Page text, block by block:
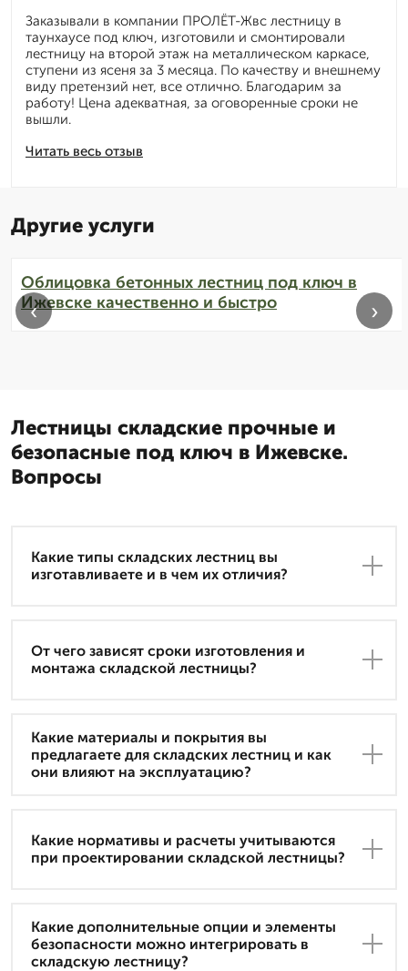
Читать весь отзыв
Заказывали в компании ПРОЛЁТ-Жвс лестницу в
таунхаусе под ключ, изготовили и смонтировали
лестницу на второй этаж на металлическом каркасе,
ступени из ясеня за 3 месяца. По качеству и внешнему
виду претензий нет, все отлично. Благодарим за
работу! Цена адекватная, за оговоренные сроки не
вышли.
Другие услуги
Облицовка бетонных лестниц под ключ в
Ижевске качественно и быстро
‹ ›
Лестницы складские прочные и
безопасные под ключ в Ижевске.
Вопросы
Какие типы складских лестниц вы
изготавливаете и в чем их отличия?
От чего зависят сроки изготовления и
монтажа складской лестницы?
Какие материалы и покрытия вы
предлагаете для складских лестниц и как
они влияют на эксплуатацию?
Какие нормативы и расчеты учитываются
при проектировании складской лестницы?
Какие дополнительные опции и элементы
безопасности можно интегрировать в
складскую лестницу?